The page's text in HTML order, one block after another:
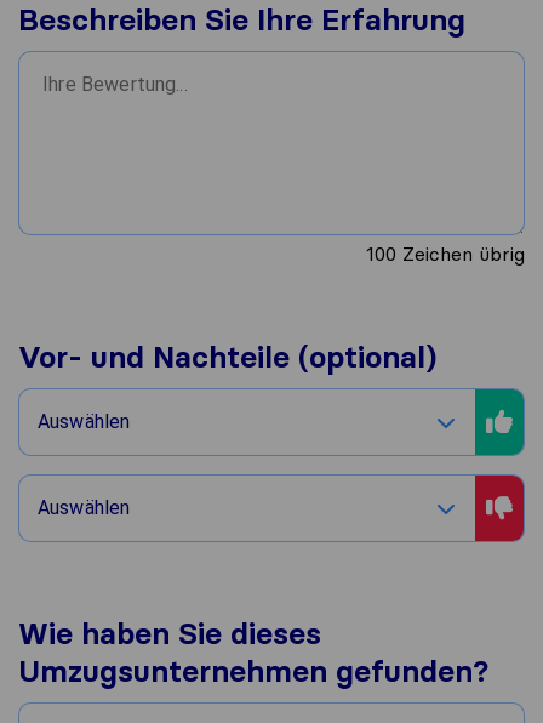
Beschreiben Sie Ihre Erfahrung
100 Zeichen übrig
Vor- und Nachteile (optional)
Auswählen
Auswählen
Wie haben Sie dieses
Umzugsunternehmen gefunden?